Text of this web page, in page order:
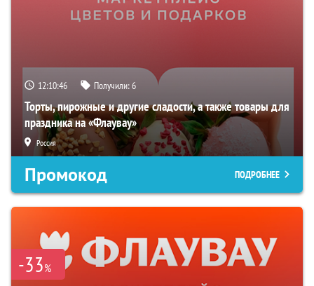
12:10:45 Получили:6
Торты, пирожные и другие сладости, а также товары для
праздника на «Флаувау»
Россия
Промокод ПОДРОБНЕЕ
-33%